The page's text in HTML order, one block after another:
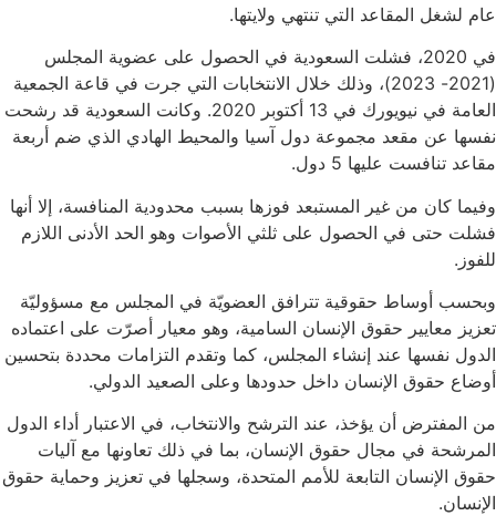
عام لشغل المقاعد التي تنتهي ولايتها.
في 2020، فشلت السعودية في الحصول على عضوية المجلس
(2021- 2023)، وذلك خلال الانتخابات التي جرت في قاعة الجمعية
العامة في نيويورك في 13 أكتوبر 2020. وكانت السعودية قد رشحت
نفسها عن مقعد مجموعة دول آسيا والمحيط الهادي الذي ضم أربعة
مقاعد تنافست عليها 5 دول.
وفيما كان من غير المستبعد فوزها بسبب محدودية المنافسة، إلا أنها
فشلت حتى في الحصول على ثلثي الأصوات وهو الحد الأدنى اللازم
للفوز.
وبحسب أوساط حقوقية تترافق العضويّة في المجلس مع مسؤوليّة
تعزيز معايير حقوق الإنسان السامية، وهو معيار أصرّت على اعتماده
الدول نفسها عند إنشاء المجلس، كما وتقدم التزامات محددة بتحسين
أوضاع حقوق الإنسان داخل حدودها وعلى الصعيد الدولي.
من المفترض أن يؤخذ، عند الترشح والانتخاب، في الاعتبار أداء الدول
المرشحة في مجال حقوق الإنسان، بما في ذلك تعاونها مع آليات
حقوق الإنسان التابعة للأمم المتحدة، وسجلها في تعزيز وحماية حقوق
الإنسان.